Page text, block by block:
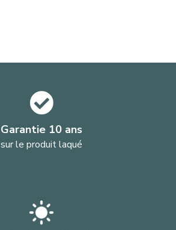
Garantie 10 ans
sur le produit laqué